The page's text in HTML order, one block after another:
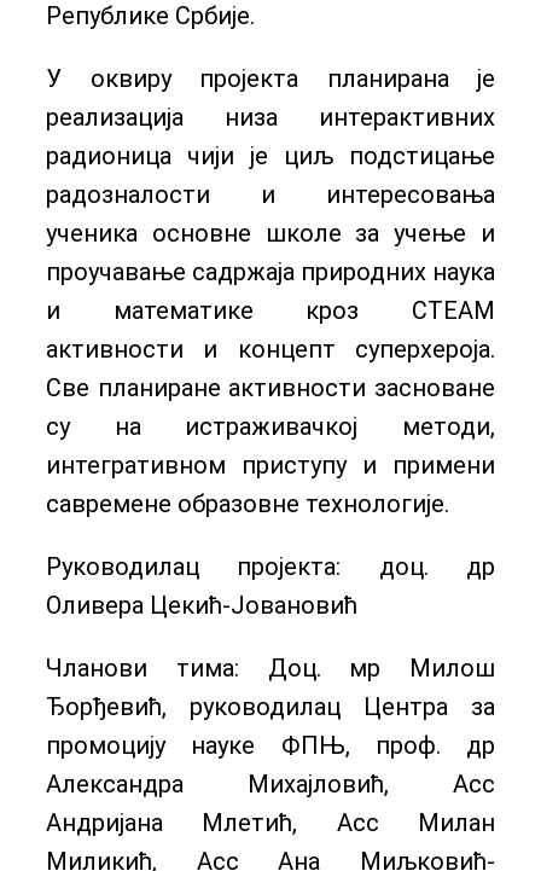
Републике Србије.
У оквиру пројекта планирана је
реализација низа интерактивних
радионица чији је циљ подстицање
радозналости и интересовања
ученика основне школе за учење и
проучавање садржаја природних наука
и математике кроз СТЕАМ
активности и концепт суперхероја.
Све планиране активности засноване
су на истраживачкој методи,
интегративном приступу и примени
савремене образовне технологије.
Руководилац пројекта: доц. др
Оливера Цекић-Јовановић
Чланови тима: Доц. мр Милош
Ђорђевић, руководилац Центра за
промоцију науке ФПЊ, проф. др
Александра Михајловић, Асс
Андријана Млетић, Асс Милан
Миликић, Асс Ана Миљковић-